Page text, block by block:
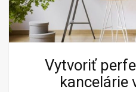
Vytvoriť
kancelárie